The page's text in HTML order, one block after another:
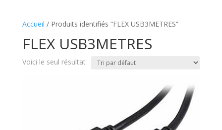
Accueil / Produits identifiés “FLEX USB3METRES”
FLEX USB3METRES
Voici le seul résultat